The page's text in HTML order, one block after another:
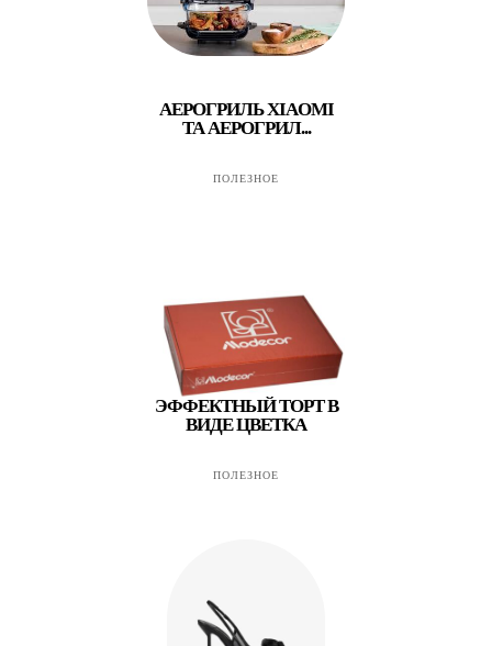
АЕРОГРИЛЬ XIAOMI
ТА АЕРОГРИЛ...
ПОЛЕЗНОЕ
ЭФФЕКТНЫЙ ТОРТ В
ВИДЕ ЦВЕТКА
ПОЛЕЗНОЕ